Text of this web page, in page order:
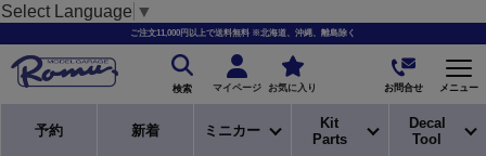
Select Language ▼
ご注文11,000円以上で送料無料 ※北海道、沖縄、離島除く
検索 マイページ お気に入り お問合せ メニュー
予約 新着 ミニカー
Kit
Parts
Decal
Tool